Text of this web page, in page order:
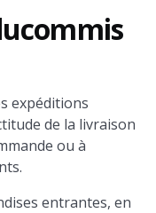
commis
expéditions
de la livraison
ou à
entrantes, en